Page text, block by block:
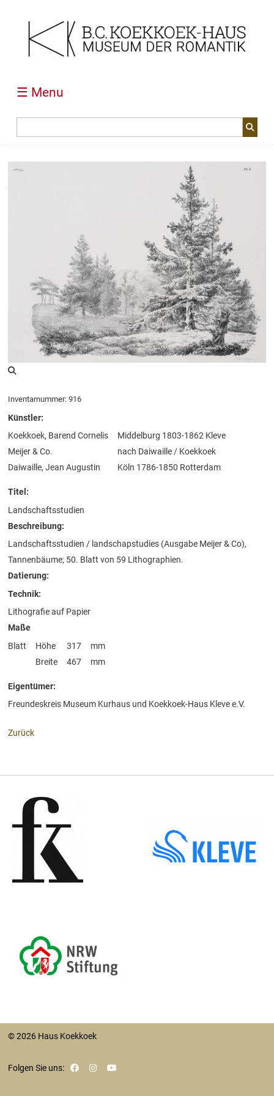
☰ Menu
Inventarnummer: 916
Künstler:
Koekkoek, Barend Cornelis
Meijer & Co.
Daiwaille, Jean Augustin
Middelburg 1803-1862 Kleve
nach Daiwaille / Koekkoek
Köln 1786-1850 Rotterdam
Titel:
Landschaftsstudien
Beschreibung:
Landschaftsstudien / landschapstudies (Ausgabe Meijer & Co),
Tannenbäume; 50. Blatt von 59 Lithographien.
Datierung:
Technik:
Lithografie auf Papier
Maße
Blatt
Höhe
Breite
317
467
mm
mm
Eigentümer:
Freundeskreis Museum Kurhaus und Koekkoek-Haus Kleve e.V.
Zurück
© 2026 Haus Koekkoek
Folgen Sie uns: